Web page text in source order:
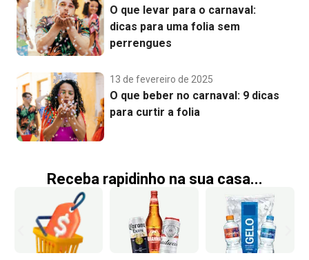
O que levar para o carnaval:
dicas para uma folia sem
perrengues
13 de fevereiro de 2025
O que beber no carnaval: 9 dicas
para curtir a folia
Receba rapidinho na sua casa...